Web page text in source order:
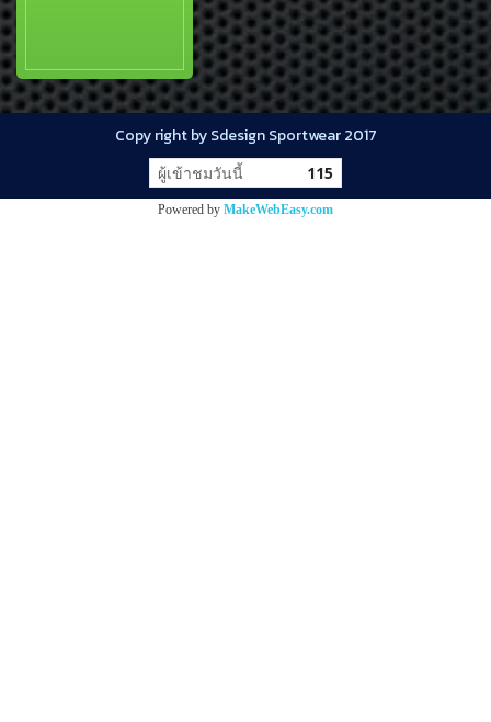
Copy right by Sdesign Sportwear 2017
ผู้เข้าชมวันนี้ 115
Powered by MakeWebEasy.com